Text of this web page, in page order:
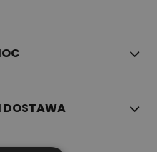
DOSTAWA